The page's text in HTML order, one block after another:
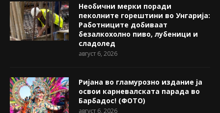
Необични мерки поради
пеколните горештини во Унгарија:
Работниците добиваат
безалкохолно пиво, лубеници и
сладолед
август 6, 2026
Ријана во гламурозно издание ја
освои карневалската парада во
Барбадос! (ФОТО)
август 6, 2026